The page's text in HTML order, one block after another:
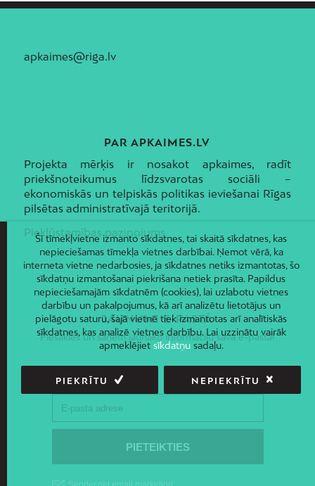
apkaimes@riga.lv
PAR APKAIMES.LV
Projekta mērķis ir nosakot apkaimes, radīt
priekšnoteikumus līdzsvarotas sociāli –
ekonomiskās un telpiskās politikas ieviešanai Rīgas
pilsētas administratīvajā teritorijā.
Piekļūstamības paziņojums
JAUNUMI E-PASTĀ
Piesakies un saņem jaunāko informāciju savā e-pastā!
Šī tīmekļvietne izmanto sīkdatnes, tai skaitā sīkdatnes, kas
nepieciešamas tīmekļa vietnes darbībai. Ņemot vērā, ka
interneta vietne nedarbosies, ja sīkdatnes netiks izmantotas, šo
sīkdatņu izmantošanai piekrišana netiek prasīta. Papildus
nepieciešamajām sīkdatnēm (cookies), lai uzlabotu vietnes
darbību un pakalpojumus, kā arī analizētu lietotājus un
pielāgotu saturu, šajā vietnē tiek izmantotas arī analītiskās
sīkdatnes, kas analizē vietnes darbību. Lai uzzinātu vairāk
apmeklējiet sīkdatņusadaļu.
PIEKRĪTU NEPIEKRĪTU